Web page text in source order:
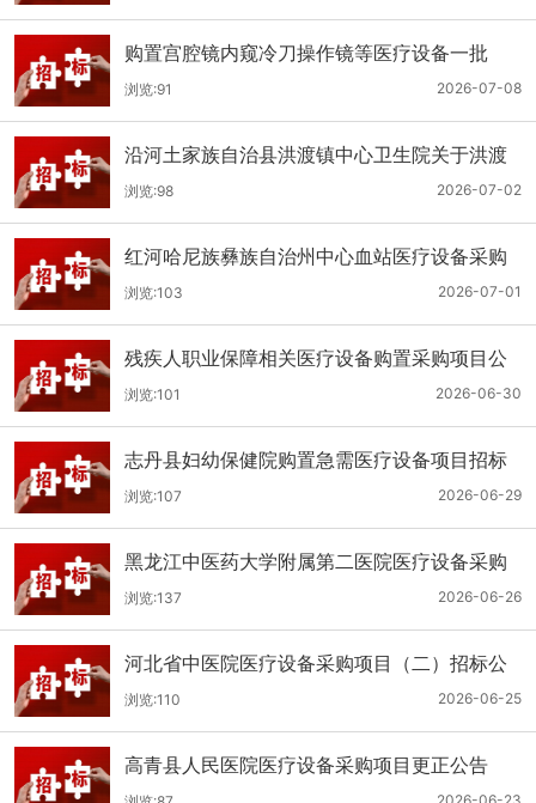
购置宫腔镜内窥冷刀操作镜等医疗设备一批
（双盲+远程异地+分散）
2026-07-08
浏览:91
沿河土家族自治县洪渡镇中心卫生院关于洪渡
镇中心卫生院县域医疗次中心医疗设备采购项
目的公开招标公告
2026-07-02
浏览:98
红河哈尼族彝族自治州中心血站医疗设备采购
（二次）公开招标公告
2026-07-01
浏览:103
残疾人职业保障相关医疗设备购置采购项目公
开招标招标公告
2026-06-30
浏览:101
志丹县妇幼保健院购置急需医疗设备项目招标
公告
2026-06-29
浏览:107
黑龙江中医药大学附属第二医院医疗设备采购
(二次)招标公告
2026-06-26
浏览:137
河北省中医院医疗设备采购项目（二）招标公
告
2026-06-25
浏览:110
高青县人民医院医疗设备采购项目更正公告